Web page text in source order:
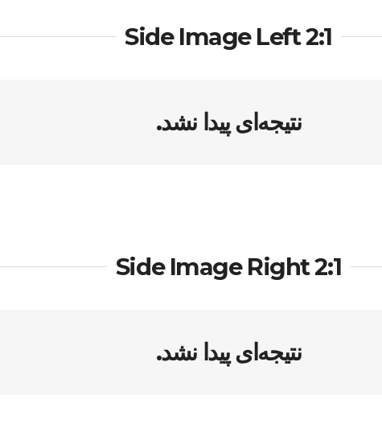
Side Image Left 2:1
نتیجه‌ای پیدا نشد.
Side Image Right 2:1
نتیجه‌ای پیدا نشد.